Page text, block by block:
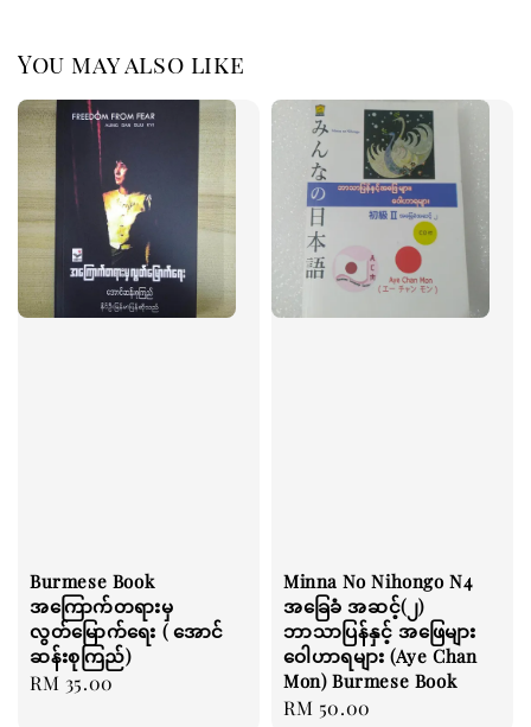
You may also like
Burmese Book
အကြောက်တရားမှ
လွတ်မြောက်ရေး ( အောင်
ဆန်းစုကြည်)
Regular
RM 35.00
Minna No Nihongo ‌N4
အခြေခံ အဆင့်(၂)
ဘာသာပြန်နှင့် အဖြေများ
ဝေါဟာရများ (Aye Chan
Mon) Burmese Book
Regular
RM 50.00